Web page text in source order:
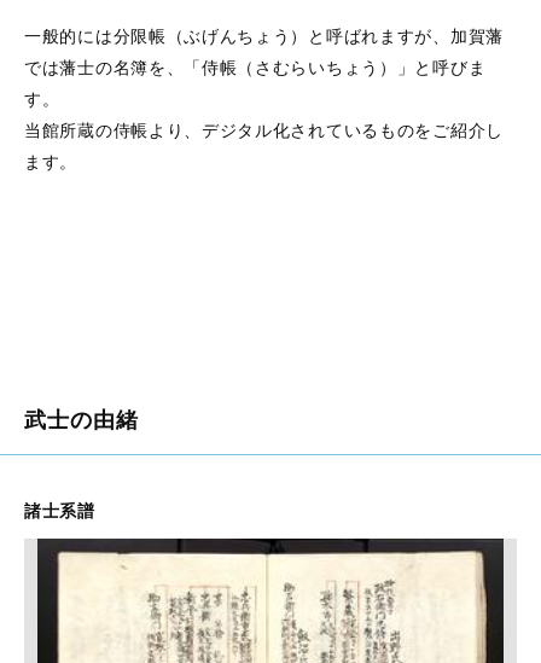
一般的には分限帳（ぶげんちょう）と呼ばれますが、加賀藩
では藩士の名簿を、「侍帳（さむらいちょう）」と呼びま
す。
当館所蔵の侍帳より、デジタル化されているものをご紹介し
ます。
武士の由緒
諸士系譜